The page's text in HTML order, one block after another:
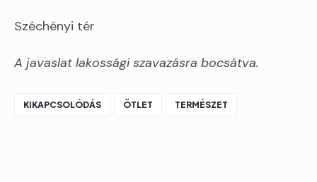
Széchényi tér
A javaslat lakossági szavazásra bocsátva.
KIKAPCSOLÓDÁS ÖTLET TERMÉSZET